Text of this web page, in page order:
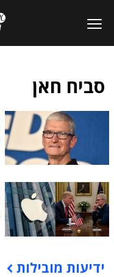
סביח חאן
תוכן פרסומי
ידיעות מובילות